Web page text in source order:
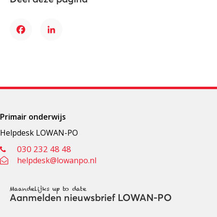
FacebookLinkedIn
Primair onderwijs
Helpdesk LOWAN-PO
030 232 48 48
helpdesk@lowanpo.nl
Maandelijks up to date
Aanmelden nieuwsbrief LOWAN-PO